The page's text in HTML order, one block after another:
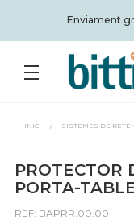
Enviament
INICI / SISTEMES DE
PROTECTOR
PORTA-
REF: BAPRR.00.00